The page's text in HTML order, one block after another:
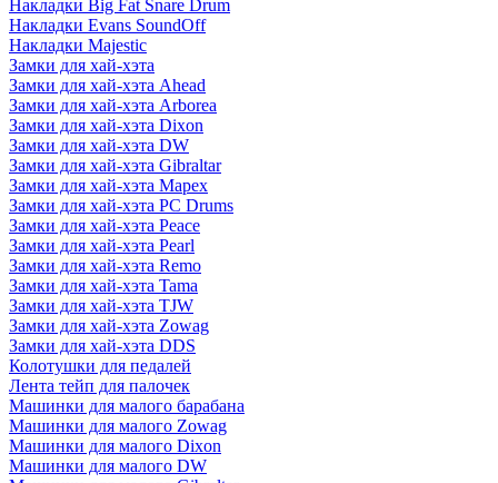
Накладки Big Fat Snare Drum
Накладки Evans SoundOff
Накладки Majestic
Замки для хай-хэта
Замки для хай-хэта Ahead
Замки для хай-хэта Arborea
Замки для хай-хэта Dixon
Замки для хай-хэта DW
Замки для хай-хэта Gibraltar
Замки для хай-хэта Mapex
Замки для хай-хэта PC Drums
Замки для хай-хэта Peace
Замки для хай-хэта Pearl
Замки для хай-хэта Remo
Замки для хай-хэта Tama
Замки для хай-хэта TJW
Замки для хай-хэта Zowag
Замки для хай-хэта DDS
Колотушки для педалей
Лента тейп для палочек
Машинки для малого барабана
Машинки для малого Zowag
Машинки для малого Dixon
Машинки для малого DW